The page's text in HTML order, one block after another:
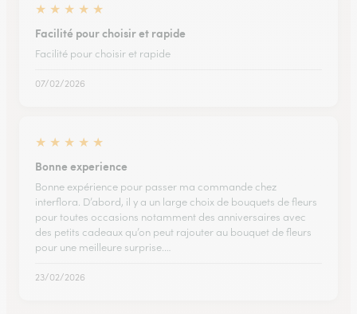
★ ★ ★ ★ ★
Facilité pour choisir et rapide
Facilité pour choisir et rapide
07/02/2026
★ ★ ★ ★ ★
Bonne experience
Bonne expérience pour passer ma commande chez
interflora. D’abord, il y a un large choix de bouquets de fleurs
pour toutes occasions notamment des anniversaires avec
des petits cadeaux qu’on peut rajouter au bouquet de fleurs
pour une meilleure surprise.…
23/02/2026